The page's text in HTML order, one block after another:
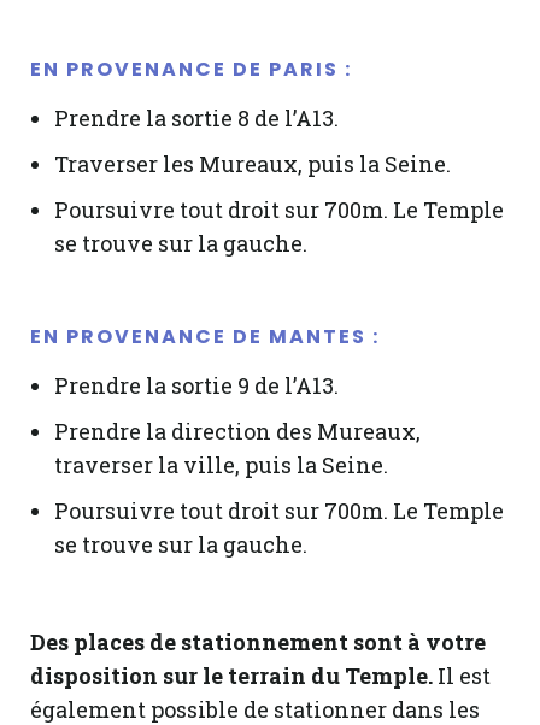
EN PROVENANCE DE PARIS :
Prendre la sortie 8 de l’A13.
Traverser les Mureaux, puis la Seine.
Poursuivre tout droit sur 700m. Le Temple
se trouve sur la gauche.
EN PROVENANCE DE MANTES :
Prendre la sortie 9 de l’A13.
Prendre la direction des Mureaux,
traverser la ville, puis la Seine.
Poursuivre tout droit sur 700m. Le Temple
se trouve sur la gauche.
Des places de stationnement sont à votre
disposition sur le terrain du Temple. Il est
également possible de stationner dans les